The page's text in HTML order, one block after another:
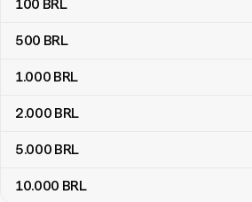
100 BRL
500 BRL
1.000 BRL
2.000 BRL
5.000 BRL
10.000 BRL